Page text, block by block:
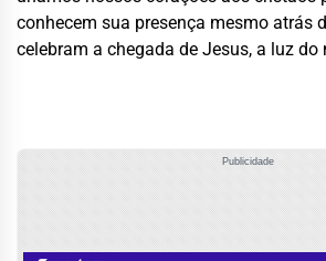
conhecem sua presença mesmo atrás
celebram a chegada de Jesus, a luz do
Publicidade